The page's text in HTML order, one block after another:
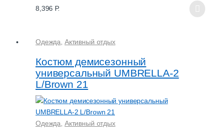
f8,396 Р.
Одежда Активный отдых
Костюм демисезонный
универсальный UMBRELLA-2
L/Brown 21
Одежда Активный отдых